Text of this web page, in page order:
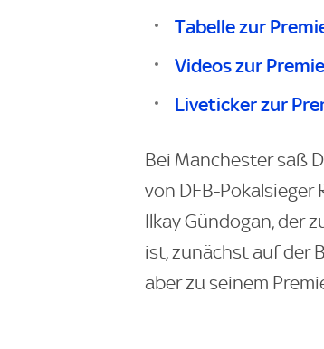
Tabelle zur
Videos zur
Liveticker zur
Bei Manchester saß
von DFB-Pokalsieger
Ilkay Gündogan, der
ist, zunächst auf der
aber zu seinem